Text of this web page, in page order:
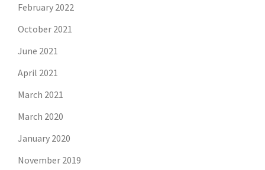
February 2022
October 2021
June 2021
April 2021
March 2021
March 2020
January 2020
November 2019